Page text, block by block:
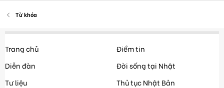
Từ khóa
Trang chủ
Diễn đàn
Tư liệu
Điểm tin
Đời sống tại Nhật
Thủ tục Nhật Bản